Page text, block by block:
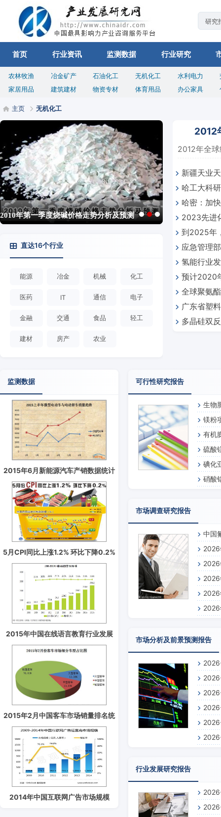
首页 行业资讯 监测数据 行业研究
农林牧渔 冶金矿产 石油化工 无机化工 水利电力
家居用品
建筑建材 物资专材 体育用品 办公家具
主页 无机化工
国内农药年需求有希望增长3%~6%
直达16个行业
能源 冶金 机械 化工
医药 IT 通信 电子
金融 交通 食品 轻工
建材 房产 农业
2012
2012年全
新疆天业
全生产效率
哈工大科
哈密：加
集群
2023先进
达州宣汉召
到2025年
色消费加快
应急管理
专家指导服
氢能行业
预计2020
全球聚氨
广东省塑
多晶硅双
监测数据
2015年6月新能源汽车产销数据统计
分析
5月CPI同比上涨1.2% 环比下降0.2%
2015年中国在线语言教育行业发展
趋势分析预测
2015年2月中国客车市场销量排名统
计分析
2014年中国互联网广告市场规模
可行性研究报告
生物
镁粉
有机
硫酸
碘化
硝酸
市场调查研究报告
中国
2026
2026
2026
2026
2026
市场分析及前景预测报告
测报告
预测报
景预测
测报告
前景预
行业发展研究报告